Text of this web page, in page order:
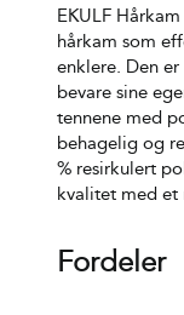
EKULF
hårkam som
enklere. Den
bevare sine
tennene med
behagelig og
% resirkulert
kvalitet med
Fordeler